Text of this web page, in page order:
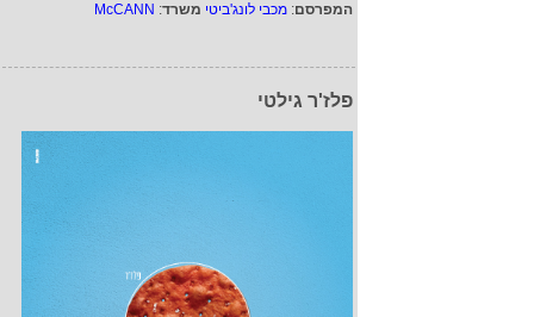
המפרסם: מכבי לונג'ביטי משרד:
McCANN
פלז'ר גילטי